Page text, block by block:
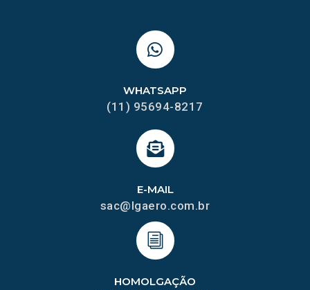
HOMOLGAÇÃO
E-MAIL
sac@lgaero.com.br
WHATSAPP
(11) 95694-8217